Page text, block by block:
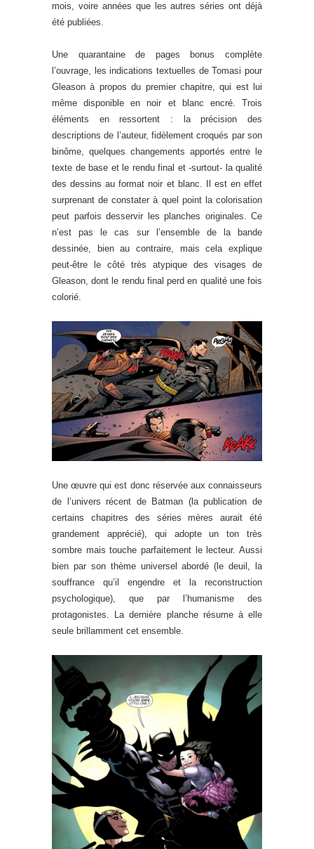
mois, voire années que les autres séries ont déjà
été publiées.
Une quarantaine de pages bonus complète
l’ouvrage, les indications textuelles de Tomasi pour
Gleason à propos du premier chapitre, qui est lui
même disponible en noir et blanc encré. Trois
éléments en ressortent : la précision des
descriptions de l’auteur, fidèlement croqués par son
binôme, quelques changements apportés entre le
texte de base et le rendu final et -surtout- la qualité
des dessins au format noir et blanc. Il est en effet
surprenant de constater à quel point la colorisation
peut parfois desservir les planches originales. Ce
n’est pas le cas sur l’ensemble de la bande
dessinée, bien au contraire, mais cela explique
peut-être le côté très atypique des visages de
Gleason, dont le rendu final perd en qualité une fois
colorié.
Une œuvre qui est donc réservée aux connaisseurs
de l’univers récent de Batman (la publication de
certains chapitres des séries mères aurait été
grandement apprécié), qui adopte un ton très
sombre mais touche parfaitement le lecteur. Aussi
bien par son thème universel abordé (le deuil, la
souffrance qu’il engendre et la reconstruction
psychologique), que par l’humanisme des
protagonistes. La dernière planche résume à elle
seule brillamment cet ensemble.